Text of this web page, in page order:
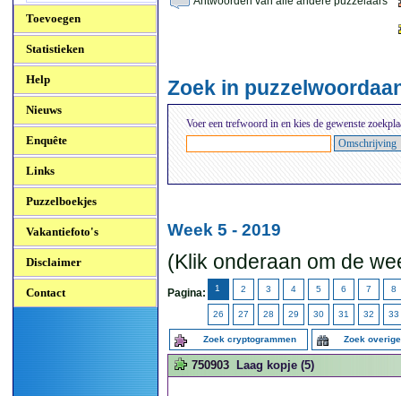
Toevoegen
Statistieken
Help
Nieuws
Enquête
Links
Puzzelboekjes
Vakantiefoto's
Disclaimer
Contact
Zoek in
Voer een trefwoord in en kies de gewenste
Week 5 - 2019
(Klik onderaan om de
Pagina: 1 2 3 4 5 6 7 8
26 27 28 29 30 31 32 33
Zoek cryptogrammen Zoek
750903 Laag kopje (5)